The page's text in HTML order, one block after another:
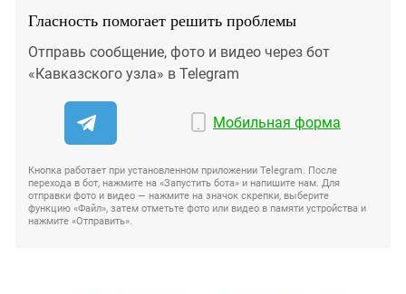
Гласность помогает решить проблемы
Отправь сообщение, фото и видео через бот
«Кавказского узла» в Telegram
Мобильная форма
Кнопка работает при установленном приложении Telegram. После
перехода в бот, нажмите на «Запустить бота» и напишите нам. Для
отправки фото и видео — нажмите на значок скрепки, выберите
функцию «Файл», затем отметьте фото или видео в памяти устройства и
нажмите «Отправить».